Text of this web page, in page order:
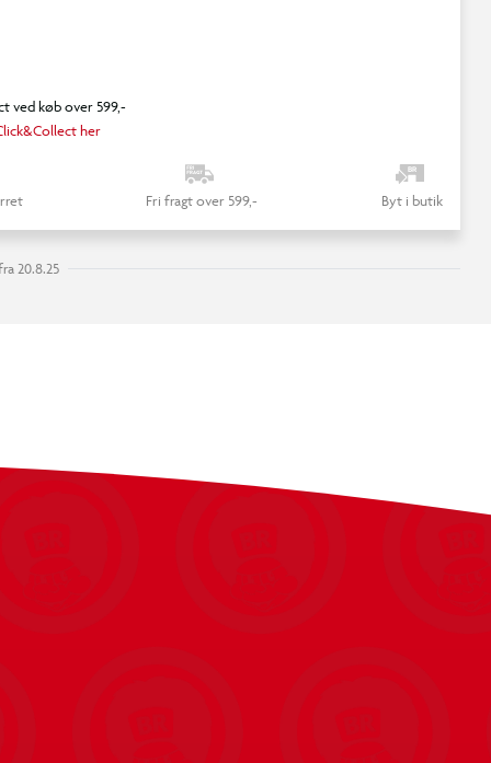
ved køb over 599,-
her
Fri fragt over 599,- Byt i butik
20.8.25